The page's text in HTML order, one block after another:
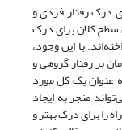
درک رفتار فردی و
سطح کلان برای درک
با این وجود،
بر رفتار گروهی و
عنوان یک کل مورد
منجر به ایجاد
را برای درک بهتر و